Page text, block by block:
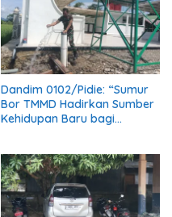
Dandim 0102/Pidie: “Sumur
Bor TMMD Hadirkan Sumber
Kehidupan Baru bagi